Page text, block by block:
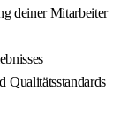
deiner Mitarbeiter